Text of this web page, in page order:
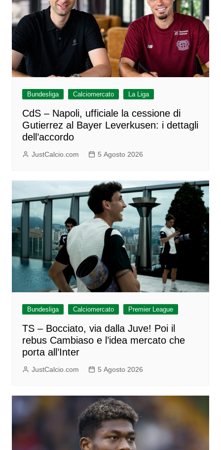
Bundesliga Calciomercato La Liga
CdS – Napoli, ufficiale la cessione di
Gutierrez al Bayer Leverkusen: i dettagli
dell’accordo
JustCalcio.com 5 Agosto 2026
Bundesliga Calciomercato Premier League
TS – Bocciato, via dalla Juve! Poi il
rebus Cambiaso e l’idea mercato che
porta all’Inter
JustCalcio.com 5 Agosto 2026